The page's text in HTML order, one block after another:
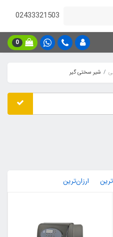
02433321503
0
شیر سختی گیر
ارزان‌ترین